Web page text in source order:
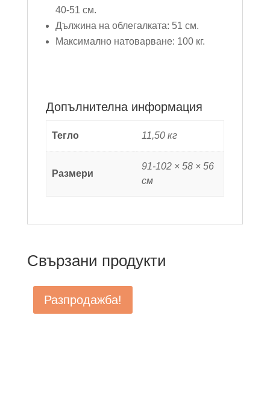
40-51 см.
Дължина на облегалката: 51 см.
Максимално натоварване: 100 кг.
Допълнителна информация
Тегло 11,50 кг
Размери
91-102 × 58 × 56
см
Свързани продукти
Разпродажба!